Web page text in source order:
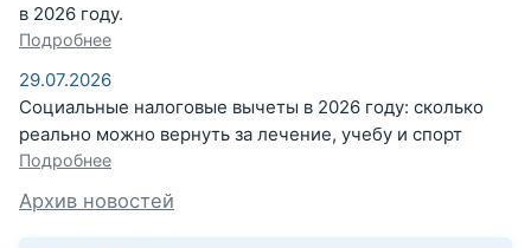
в 2026 году.
Подробнее
29.07.2026
Социальные налоговые вычеты в 2026 году: сколько
реально можно вернуть за лечение, учебу и спорт
Подробнее
Архив новостей